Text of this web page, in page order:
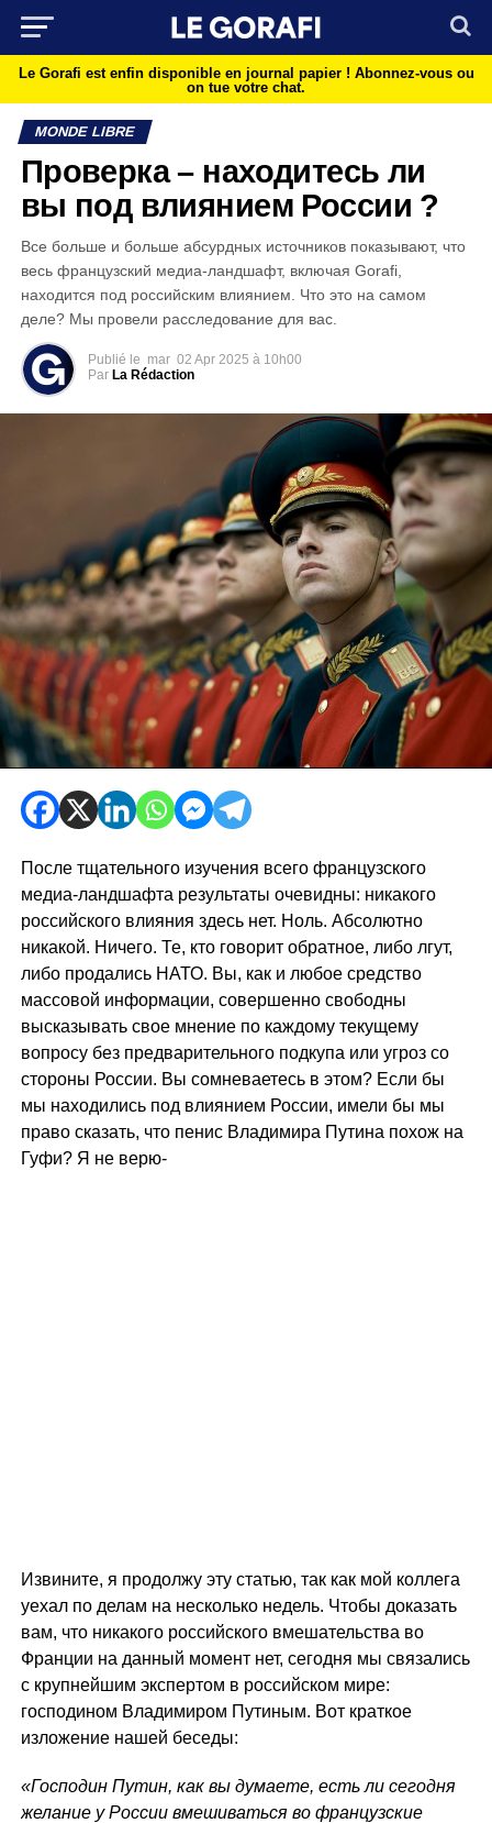
Le Gorafi est enfin disponible en journal papier ! Abonnez-vous ou
on tue votre chat.
MONDE LIBRE
Проверка – находитесь ли
вы под влиянием России ?
Все больше и больше абсурдных источников показывают, что
весь французский медиа-ландшафт, включая Gorafi,
находится под российским влиянием. Что это на самом
деле? Мы провели расследование для вас.
Publié le mar 02 Apr 2025 à 10h00
Par La Rédaction
После тщательного изучения всего французского
медиа-ландшафта результаты очевидны: никакого
российского влияния здесь нет. Ноль. Абсолютно
никакой. Ничего. Те, кто говорит обратное, либо лгут,
либо продались НАТО. Вы, как и любое средство
массовой информации, совершенно свободны
высказывать свое мнение по каждому текущему
вопросу без предварительного подкупа или угроз со
стороны России. Вы сомневаетесь в этом? Если бы
мы находились под влиянием России, имели бы мы
право сказать, что пенис Владимира Путина похож на
Гуфи? Я не верю-
Извините, я продолжу эту статью, так как мой коллега
уехал по делам на несколько недель. Чтобы доказать
вам, что никакого российского вмешательства во
Франции на данный момент нет, сегодня мы связались
с крупнейшим экспертом в российском мире:
господином Владимиром Путиным. Вот краткое
изложение нашей беседы:
«Господин Путин, как вы думаете, есть ли сегодня
желание у России вмешиваться во французские